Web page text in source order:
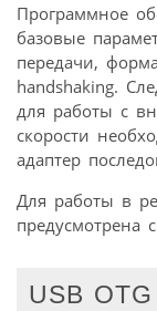
Программное
базовые
передачи,
handshaking.
для работы с
скорости
адаптер
Для работы в
предусмотрена
USB OTG